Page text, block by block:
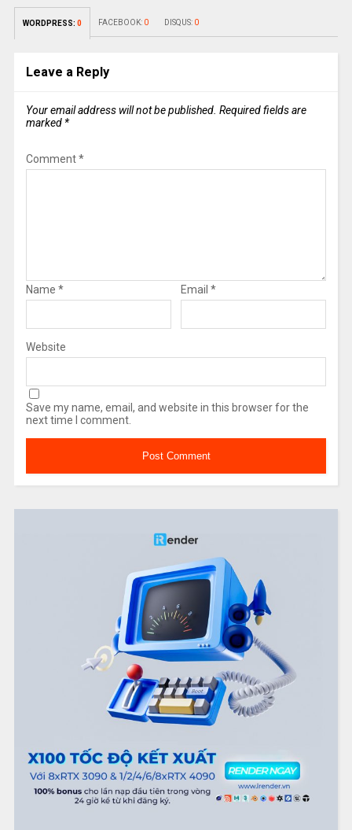
WORDPRESS: 0 FACEBOOK: 0 DISQUS: 0
Leave a Reply
Your email address will not be published. Required fields are
marked *
Comment*
Name * Email *
Website
Save my name, email, and website in this browser for the
next time I comment.